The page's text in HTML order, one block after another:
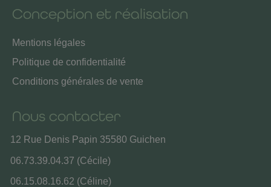
Conception et réalisation
Mentions légales
Politique de confidentialité
Conditions générales de vente
Nous contacter
12 Rue Denis Papin 35580 Guichen
06.73.39.04.37 (Cécile)
06.15.08.16.62 (Céline)